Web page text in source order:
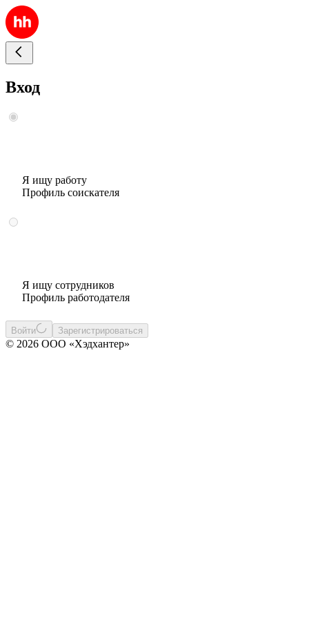
Вход
Я ищу работу
Профиль соискателя
Я ищу сотрудников
Профиль работодателя
Войти Зарегистрироваться
© 2026 ООО «Хэдхантер»